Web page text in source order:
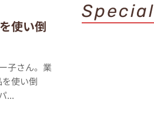
使い倒
子さん。業
使い倒
...
Special